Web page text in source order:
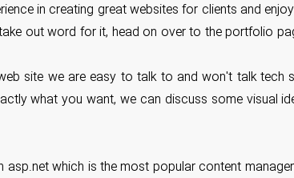
in creating great websites for clients and
out word for it, head on over to the portfolio
site we are easy to talk to and won't talk tech
what you want, we can discuss some visual
which is the most popular content